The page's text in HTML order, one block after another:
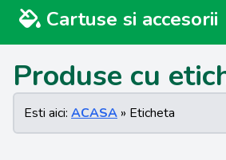
Cartuse si accesorii
Produse cu
Esti aici: ACASA » Eticheta